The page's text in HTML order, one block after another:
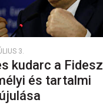
3.
kudarc a Fidesz
és tartalmi